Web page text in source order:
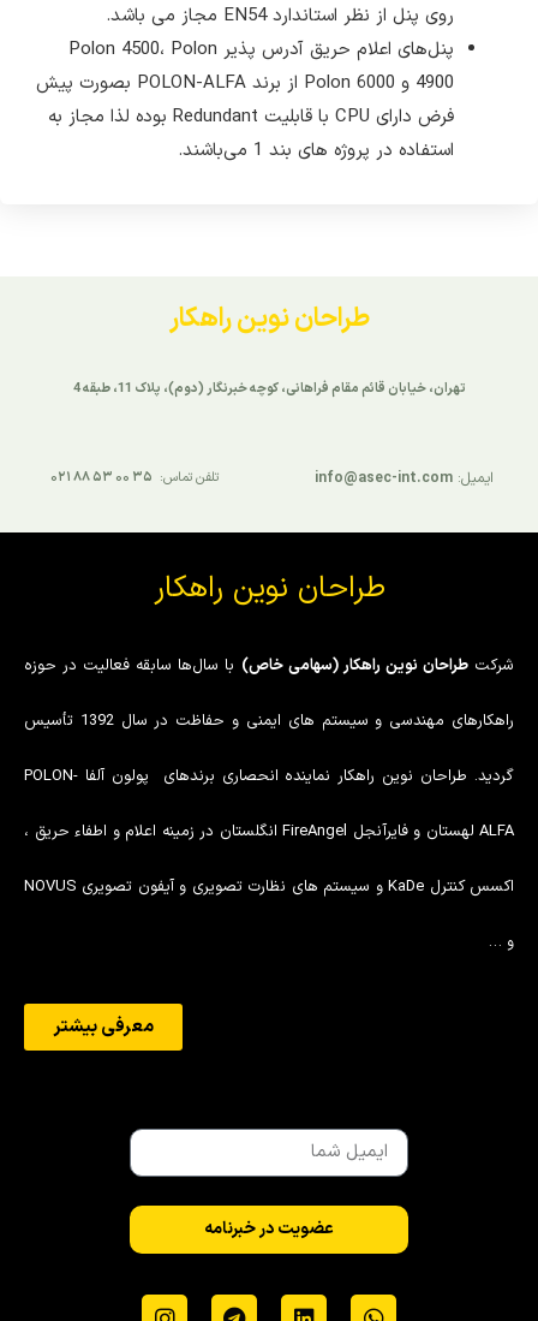
روی پنل از نظر استاندارد EN54 مجاز می باشد.
پنل‌های اعلام حریق آدرس پذیر Polon 4500، Polon
4900 و Polon 6000 از برند POLON-ALFA بصورت پیش
فرض دارای CPU با قابلیت Redundant بوده لذا مجاز به
استفاده در پروژه های بند 1 می‌باشند.
تلفن تماس: ۳۵ ۰۰ ۵۳ ۸۸ ۰۲۱ ایمیل:info@asec-int.com
تهران، خیابان قائم مقام فراهانی، کوچه خبرنگار (دوم)، پلاک 11، طبقه 4
طراحان نوین راهکار
طراحان نوین راهکار
شرکتطراحان نوین راهکار (سهامی خاص) با سال‌ها سابقه فعالیت در حوزه
راهکارهای مهندسی و سیستم های ایمنی و حفاظت در سال 1392 تأسیس
گردید. طراحان نوین راهکار نماینده انحصاری برندهای پولون آلفا POLON-
ALFA لهستان و فایرآنجل FireAngel انگلستان در زمینه اعلام و اطفاء حریق ،
اکسس کنترل KaDe و سیستم های نظارت تصویری و آیفون تصویری NOVUS
و …
معرفی بیشتر
عضویت در خبرنامه